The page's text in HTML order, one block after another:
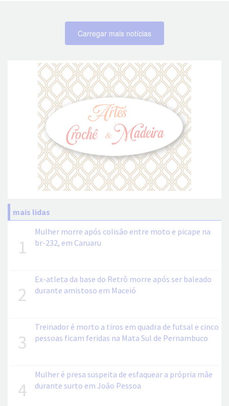
Carregar mais notícias
mais lidas
1
Mulher morre após colisão entre moto e picape na
br-232, em Caruaru
2
Ex-atleta da base do Retrô morre após ser baleado
durante amistoso em Maceió
3
Treinador é morto a tiros em quadra de futsal e cinco
pessoas ficam feridas na Mata Sul de Pernambuco
4
Mulher é presa suspeita de esfaquear a própria mãe
durante surto em João Pessoa